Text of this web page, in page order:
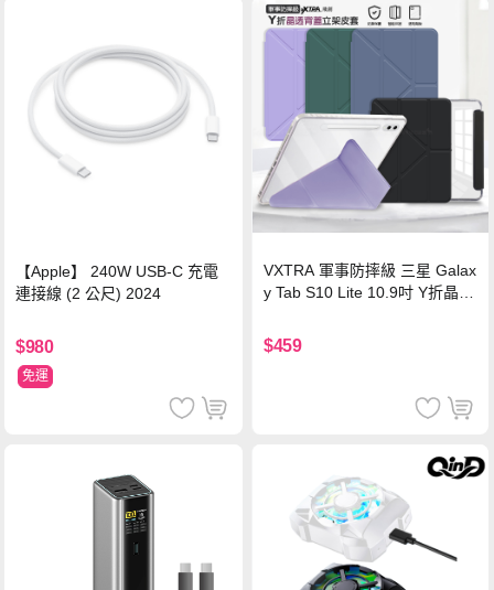
【Apple】 240W USB-C 充電
連接線 (2 公尺) 2024
$980
免運
VXTRA 軍事防摔級 三星 Galax
y Tab S10 Lite 10.9吋 Y折晶透
$459